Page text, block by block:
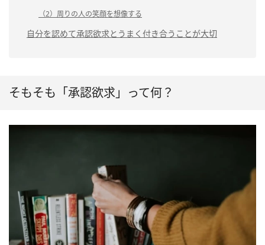
（2）周りの人の笑顔を想像する
自分を認めて承認欲求とうまく付き合うことが大切
そもそも「承認欲求」って何？